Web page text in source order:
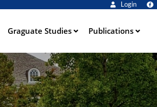
Login
Graguate Studies Publications